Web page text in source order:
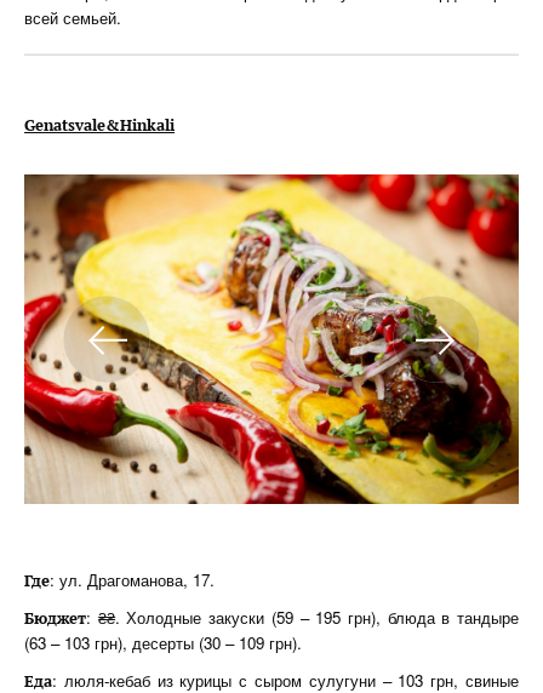
всей семьей.
Genatsvale&Hinkali
Где: ул. Драгоманова, 17.
Бюджет: ₴₴. Холодные закуски (59 – 195 грн), блюда в тандыре
(63 – 103 грн), десерты (30 – 109 грн).
Еда: люля-кебаб из курицы с сыром сулугуни – 103 грн, свиные